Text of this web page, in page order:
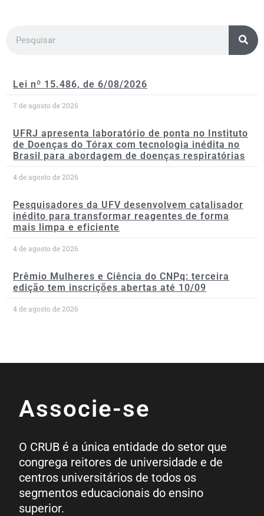
Lei nº 15.486, de 6/08/2026
7 de agosto de 2026
UFRJ apresenta laboratório de ponta no Instituto
de Doenças do Tórax com tecnologia inédita no
Brasil para abordagem de doenças respiratórias
4 de agosto de 2026
Pesquisadores da UFV desenvolvem catalisador
inédito para transformar reagentes de forma
mais limpa e eficiente
4 de agosto de 2026
Prêmio Mulheres e Ciência do CNPq: terceira
edição tem inscrições abertas até 10/09
4 de agosto de 2026
Associe-se
O CRUB é a única entidade do setor que
congrega reitores de universidade e de
centros universitários de todos os
segmentos educacionais do ensino
superior.